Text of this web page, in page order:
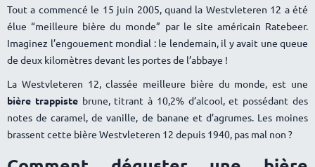
Tout a commencé le 15 juin 2005, quand la Westvleteren 12 a été
élue “meilleure bière du monde” par le site américain Ratebeer.
Imaginez l’engouement mondial : le lendemain, il y avait une queue
de deux kilomètres devant les portes de l’abbaye !
La Westvleteren 12, classée meilleure bière du monde, est une
bière trappistebrune, titrant à 10,2% d’alcool, et possédant des
notes de caramel, de vanille, de banane et d’agrumes. Les moines
brassent cette bière Westvleteren 12 depuis 1940, pas mal non ?